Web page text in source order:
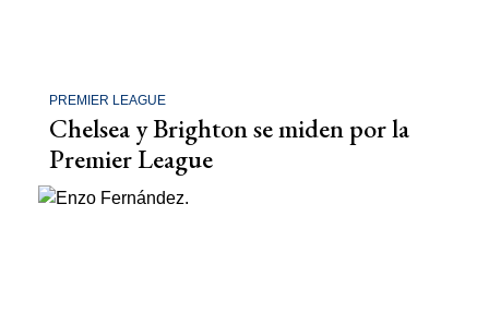
PREMIER LEAGUE
Chelsea y Brighton se miden por la
Premier League